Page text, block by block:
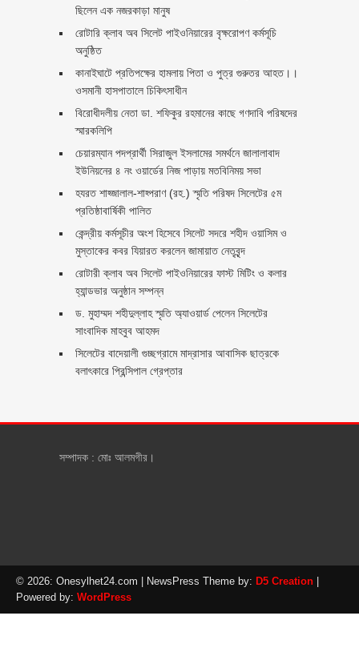
ছিলেন এক নজরকাড়া মানুষ ‎
রোটারি ক্লাব অব সিলেট পাইওনিয়ারের বৃক্ষরোপণ কর্মসূচি
অনুষ্ঠিত
কানাইঘাটে প্রতিপক্ষের হামলায় পিতা ও পুত্র গুরুতর আহত।।
ওসমানী হাসপাতালে চিকিৎসাধীন
বিরোধীদলীয় নেতা ডা. শফিকুর রহমানের কাছে গণদাবি পরিষদের
স্মারকলিপি ‎
চেয়ারম্যান পদপ্রার্থী সিরাজুল ইসলামের সমর্থনে জালালাবাদ
ইউনিয়নের ৪ নং ওয়ার্ডের নিজ পাড়ায় মতবিনিময় সভা
হযরত শাহ্জালাল-শাহ্পরাণ (রহ.) স্মৃতি পরিষদ সিলেটের ৫ম
প্রতিষ্ঠাবার্ষিকী পালিত ‎​
কেন্দ্রীয় কর্মসূচীর অংশ হিসেবে সিলেট সদরে শহীদ ওয়াসিম ও
মুস্তাকের কবর যিয়ারত করলেন জামায়াত নেতৃবৃন্দ ‎
রোটারী ক্লাব অব সিলেট পাইওনিয়ারের ফাস্ট মিটিং ও কলার
হ্যান্ডভার অনুষ্ঠান সম্পন্ন
ড. মুহাম্মদ শহীদুল্লাহ স্মৃতি অ্যাওয়ার্ড পেলেন সিলেটের
সাংবাদিক মাহবুব আহমদ
সিলেটের বাদেয়ালী গুচ্ছগ্রামে মাদ্রাসার আবাসিক ছাত্রকে
বলাৎকারে প্রিন্সিপাল গ্রেপ্তার ‎
সম্পাদক : মোঃ আলমগীর।
© 2026: Onesylhet24.com | NewsPress Theme by: D5 Creation
Powered by: WordPress